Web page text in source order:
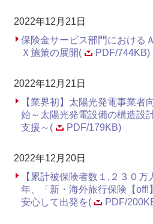
2022年12月21日
保険金サービス部門における
Ｘ施策の展開(
PDF/744KB)
2022年12月21日
【業界初】太陽光発電事業者
始～太陽光発電設備の構造設
支援～(
PDF/179KB)
2022年12月20日
【累計被保険者数１,２３０
年、「新・海外旅行保険【off!
安心して出発を(
PDF/